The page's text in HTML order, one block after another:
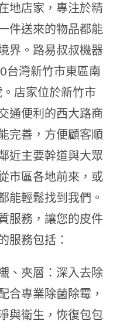
地店家，專注於精
件送來的物品都能
界。路易叔叔機器
台灣新竹市東區南
店家位於新竹市
通便利的西大路商
完善，方便顧客順
近主要幹道與大眾
市區各地前來，或
能輕鬆找到我們。
服務，讓您的皮件
服務包括：
、夾層：深入去除
合專業除菌除霉，
與衛生，恢復包包